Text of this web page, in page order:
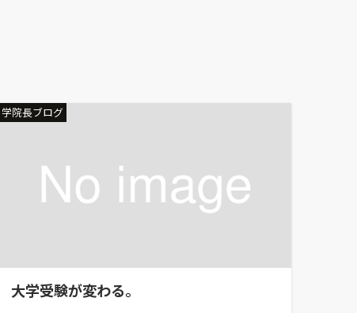
学院長ブログ
大学受験が変わる。